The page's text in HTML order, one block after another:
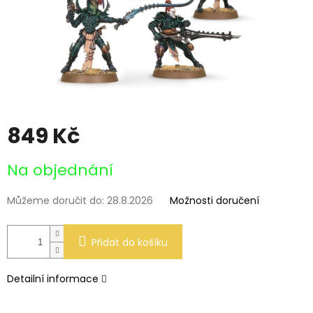
849 Kč
cena:
Na objednání
Můžeme doručit do: 28.8.2026 Možnosti doručení
Přidat do košíku
Detailní informace